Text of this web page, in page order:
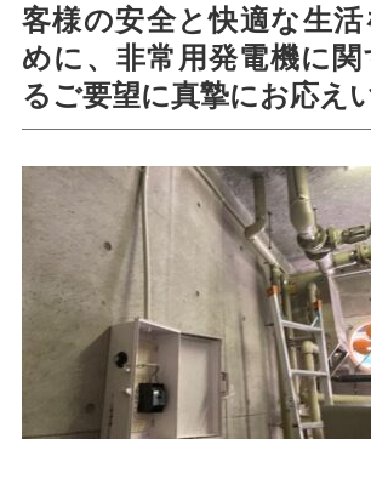
客様の安全と快適な生
めに、非常用発電機に
るご要望に真摯にお応え